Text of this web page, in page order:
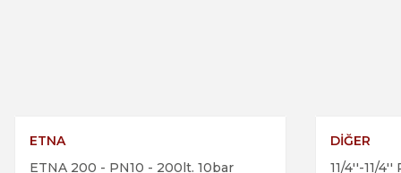
Bu ürüne benzer farklı alternatifler olmalı.
ETNA
ETNA 200 - PN10 - 200lt. 10bar
DİĞER
11/4''-11/